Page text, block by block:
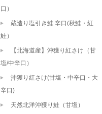
口）
蔵造り塩引き鮭 辛口(秋鮭・紅
鮭）
【北海道産】沖獲り紅さけ（甘
塩/中辛口）
沖獲り紅さけ(甘塩・中辛口・大
辛口)
天然北洋沖獲り鮭（甘塩）